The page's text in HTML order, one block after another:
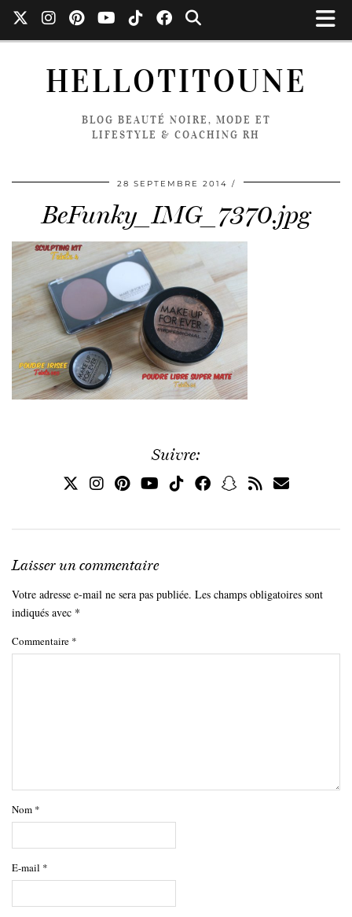
HELLOTITOUNE
BLOG BEAUTÉ NOIRE, MODE ET
LIFESTYLE & COACHING RH
28 SEPTEMBRE 2014
BeFunky_IMG_7370.jpg
Suivre:
Laisser un commentaire
Votre adresse e-mail ne sera pas publiée. Les champs obligatoires sont
indiqués avec *
Commentaire *
Nom *
E-mail *